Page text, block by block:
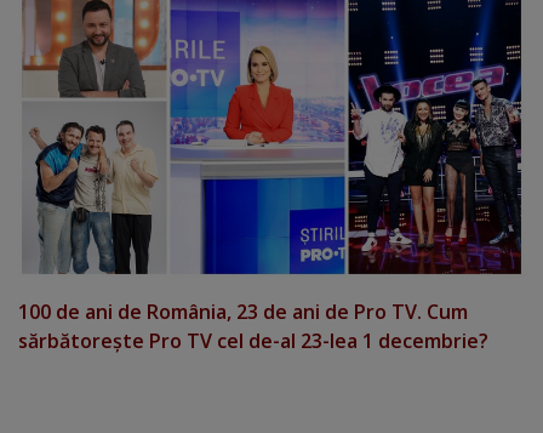
100 de ani de România, 23 de ani de Pro TV. Cum
sărbătoreşte Pro TV cel de-al 23-lea 1 decembrie?